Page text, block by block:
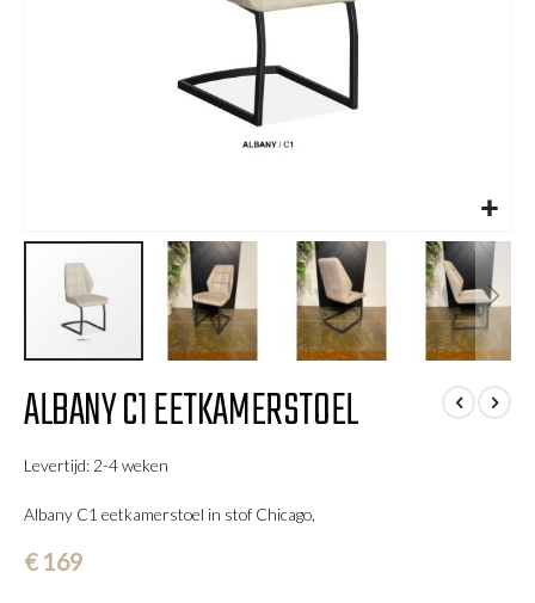
naar
het
van
afbeeldingen-
ALBANY C1 EETKAMERSTOEL
Levertijd: 2-4 weken
Albany C1 eetkamerstoel in stof Chicago,
€ 169